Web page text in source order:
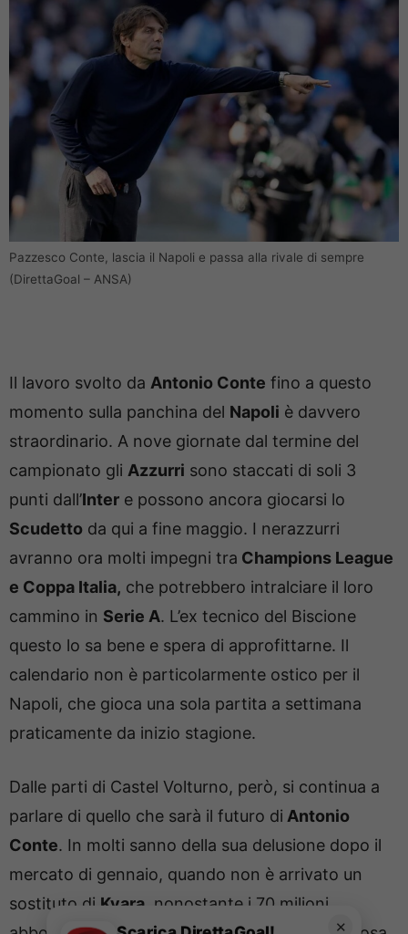
Pazzesco Conte, lascia il Napoli e passa alla rivale di sempre
(DirettaGoal – ANSA)
Il lavoro svolto da Antonio Conte fino a questo
momento sulla panchina del Napoli è davvero
straordinario. A nove giornate dal termine del
campionato gli Azzurri sono staccati di soli 3
punti dall’Inter e possono ancora giocarsi lo
Scudetto da qui a fine maggio. I nerazzurri
avranno ora molti impegni tra Champions League
e Coppa Italia, che potrebbero intralciare il loro
cammino in Serie A. L’ex tecnico del Biscione
questo lo sa bene e spera di approfittarne. Il
calendario non è particolarmente ostico per il
Napoli, che gioca una sola partita a settimana
praticamente da inizio stagione.
Dalle parti di Castel Volturno, però, si continua a
parlare di quello che sarà il futuro di Antonio
Conte. In molti sanno della sua delusione dopo il
mercato di gennaio, quando non è arrivato un
sostituto di Kvara , nonostante i 70 milioni
✕